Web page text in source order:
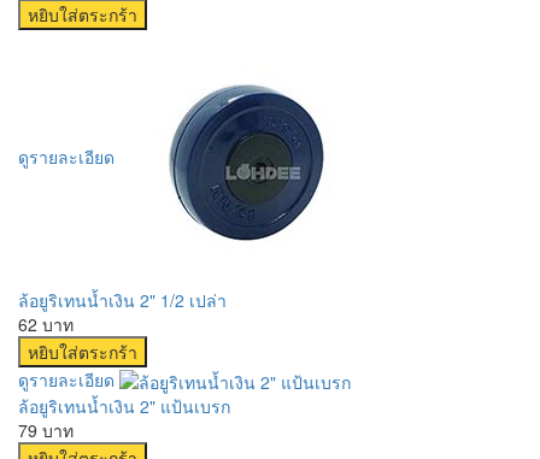
ดูรายละเอียด
ล้อยูริเทนน้ำเงิน 2" 1/2 เปล่า
62 บาท
ดูรายละเอียด
ล้อยูริเทนน้ำเงิน 2" แป้นเบรก
79 บาท